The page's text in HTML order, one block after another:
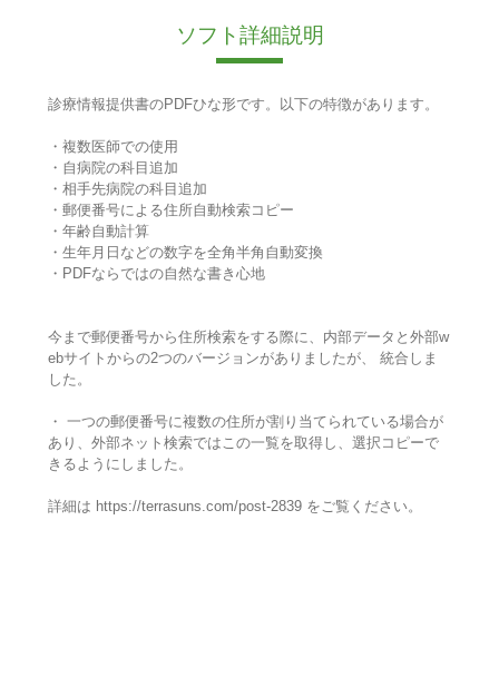
ソフト詳細説明
診療情報提供書のPDFひな形です。以下の特徴があります。
・複数医師での使用
・自病院の科目追加
・相手先病院の科目追加
・郵便番号による住所自動検索コピー
・年齢自動計算
・生年月日などの数字を全角半角自動変換
・PDFならではの自然な書き心地
今まで郵便番号から住所検索をする際に、内部データと外部w
ebサイトからの2つのバージョンがありましたが、 統合しま
した。
・ 一つの郵便番号に複数の住所が割り当てられている場合が
あり、外部ネット検索ではこの一覧を取得し、選択コピーで
きるようにしました。
詳細は https://terrasuns.com/post-2839 をご覧ください。